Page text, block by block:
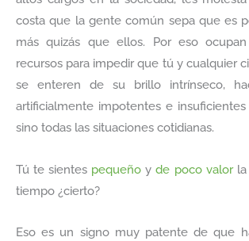
costa que la gente común sepa que es
más quizás que ellos. Por eso
recursos para impedir que tú y cualquier
se enteren de su brillo intrínseco,
artificialmente impotentes e
sino todas las situaciones cotidianas.
Tú te sientes pequeño yde poco valorla
tiempo ¿cierto?
Eso es un signo muy patente de que